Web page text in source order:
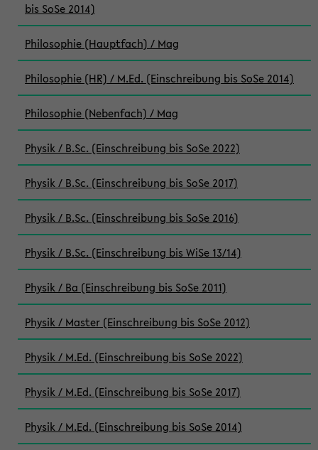
bis SoSe 2014)
Philosophie (Hauptfach) / Mag
Philosophie (HR) / M.Ed. (Einschreibung bis SoSe 2014)
Philosophie (Nebenfach) / Mag
Physik / B.Sc. (Einschreibung bis SoSe 2022)
Physik / B.Sc. (Einschreibung bis SoSe 2017)
Physik / B.Sc. (Einschreibung bis SoSe 2016)
Physik / B.Sc. (Einschreibung bis WiSe 13/14)
Physik / Ba (Einschreibung bis SoSe 2011)
Physik / Master (Einschreibung bis SoSe 2012)
Physik / M.Ed. (Einschreibung bis SoSe 2022)
Physik / M.Ed. (Einschreibung bis SoSe 2017)
Physik / M.Ed. (Einschreibung bis SoSe 2014)